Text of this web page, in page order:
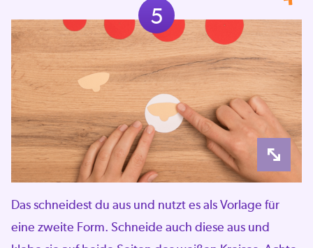
5
Das schneidest du aus und nutzt es als Vorlage für
eine zweite Form. Schneide auch diese aus und